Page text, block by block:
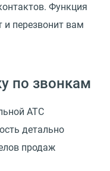
Функция
и перезвонит вам
по звонкам
АТС
детально
продаж